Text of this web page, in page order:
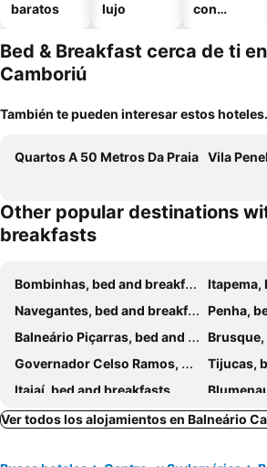
baratos
lujo
con
Bed & Breakfast cerca de ti
Camboriú
También te pueden interesar estos
Quartos A 50 Metros Da Praia Vila
Other popular destinations
breakfasts
Bombinhas, bed and breakfasts
Itapema,
Navegantes, bed and breakfasts
Penha,
Balneário Piçarras, bed and breakfasts
Governador Celso Ramos, bed and breakfasts
Tijucas,
Itajaí, bed and breakfasts
Camboriú, bed and breakfasts
Gaspar,
Ver todos los alojamientos en Balneário